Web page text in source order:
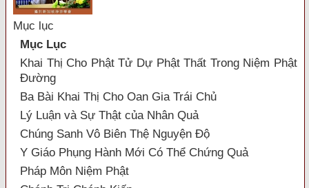
Mục lục
Mục Lục
Khai Thị Cho Phật Tử Dự Phật Thất Trong Niệm Phật
Ðường
Ba Bài Khai Thị Cho Oan Gia Trái Chủ
Lý Luận và Sự Thật của Nhân Quả
Chúng Sanh Vô Biên Thệ Nguyện Độ
Y Giáo Phụng Hành Mới Có Thể Chứng Quả
Pháp Môn Niệm Phật